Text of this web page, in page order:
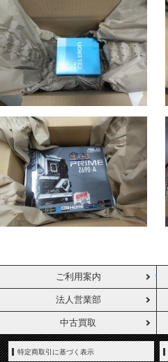
ご利用案内
法人営業部
中古買取
特定商取引に基づく表示